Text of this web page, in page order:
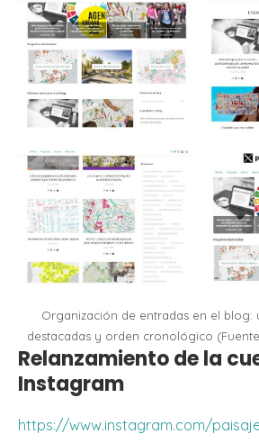
Organización de entradas en el blog:
destacadas y orden cronológico
Relanzamiento de la
Instagram
https://www.instagram.com/